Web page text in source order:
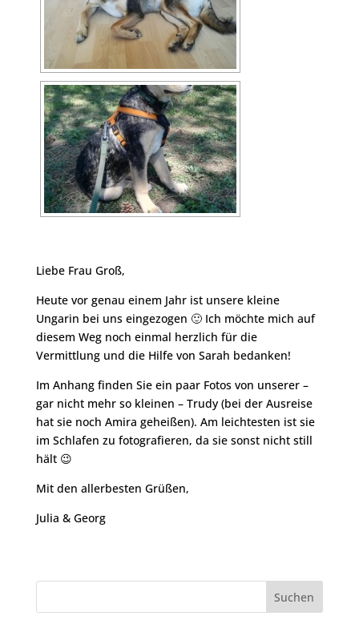
Liebe Frau Groß,
Heute vor genau einem Jahr ist unsere kleine
Ungarin bei uns eingezogen 🙂 Ich möchte mich auf
diesem Weg noch einmal herzlich für die
Vermittlung und die Hilfe von Sarah bedanken!
Im Anhang finden Sie ein paar Fotos von unserer –
gar nicht mehr so kleinen – Trudy (bei der Ausreise
hat sie noch Amira geheißen). Am leichtesten ist sie
im Schlafen zu fotografieren, da sie sonst nicht still
hält 😉
Mit den allerbesten Grüßen,
Julia & Georg